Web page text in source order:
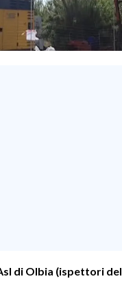
di Olbia (ispettori del